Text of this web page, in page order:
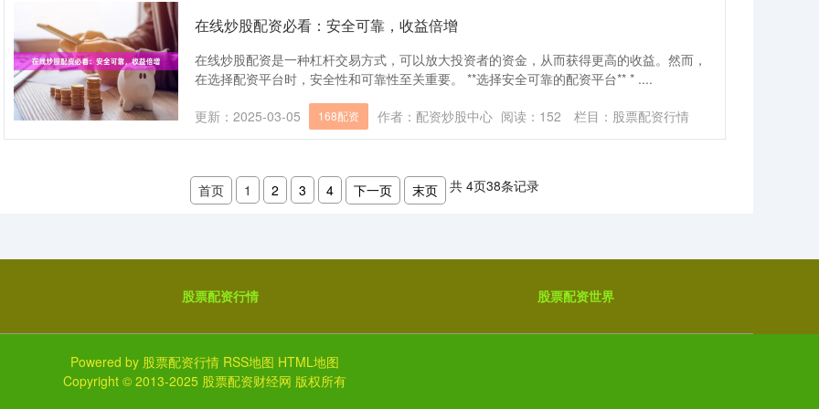
在线炒股配资必看：安全可靠，收益倍增
在线炒股配资是一种杠杆交易方式，可以放大投资者的资金，从而获得更高的收益。然而，
在选择配资平台时，安全性和可靠性至关重要。 **选择安全可靠的配资平台** * ....
更新：2025-03-05 168配资 作者：配资炒股中心 阅读： 152 栏目： 股票配资行情
首页 1 2 3 4 下一页 末页 共 4页38条记录
股票配资行情 股票配资世界
Powered by 股票配资行情 RSS地图 HTML地图
Copyright © 2013-2025 股票配资财经网 版权所有